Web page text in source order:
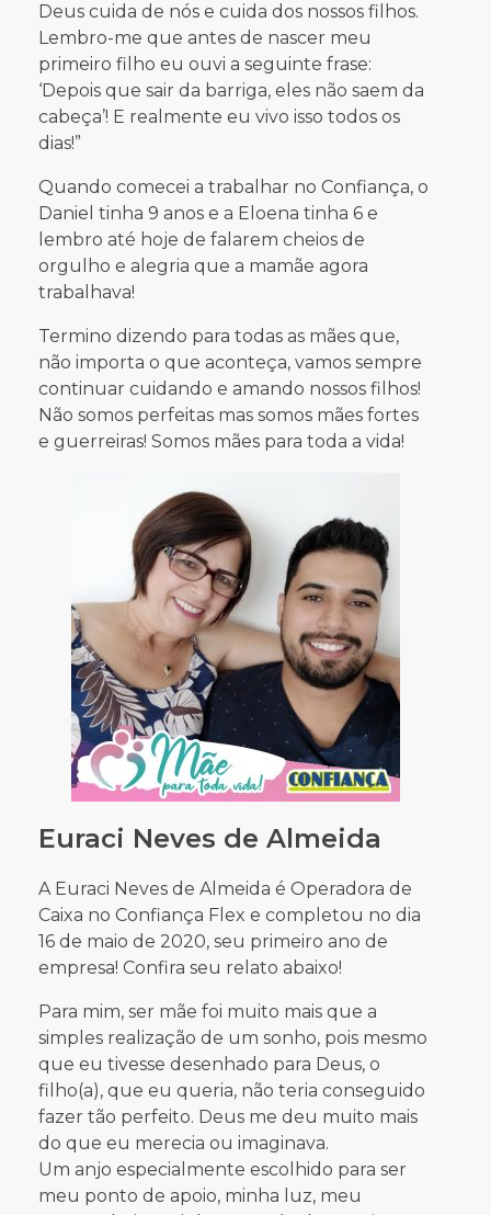
Deus cuida de nós e cuida dos nossos filhos.
Lembro-me que antes de nascer meu
primeiro filho eu ouvi a seguinte frase:
‘Depois que sair da barriga, eles não saem da
cabeça’! E realmente eu vivo isso todos os
dias!”
Quando comecei a trabalhar no Confiança, o
Daniel tinha 9 anos e a Eloena tinha 6 e
lembro até hoje de falarem cheios de
orgulho e alegria que a mamãe agora
trabalhava!
Termino dizendo para todas as mães que,
não importa o que aconteça, vamos sempre
continuar cuidando e amando nossos filhos!
Não somos perfeitas mas somos mães fortes
e guerreiras! Somos mães para toda a vida!
Euraci Neves de Almeida
A Euraci Neves de Almeida é Operadora de
Caixa no Confiança Flex e completou no dia
16 de maio de 2020, seu primeiro ano de
empresa! Confira seu relato abaixo!
Para mim, ser mãe foi muito mais que a
simples realização de um sonho, pois mesmo
que eu tivesse desenhado para Deus, o
filho(a), que eu queria, não teria conseguido
fazer tão perfeito. Deus me deu muito mais
do que eu merecia ou imaginava.
Um anjo especialmente escolhido para ser
meu ponto de apoio, minha luz, meu